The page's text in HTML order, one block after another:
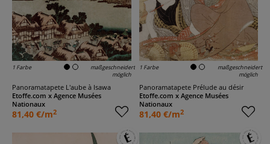
1 Farbe
maßgeschneidert
möglich
Panoramatapete L'aube à Isawa
Etoffe.com x Agence Musées
Nationaux
81,40 €/m2
1 Farbe
maßgeschneidert
möglich
Panoramatapete Prélude au désir
Etoffe.com x Agence Musées
Nationaux
81,40 €/m2